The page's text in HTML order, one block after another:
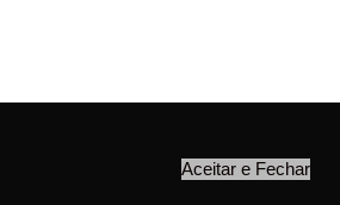
Aceitar e Fechar